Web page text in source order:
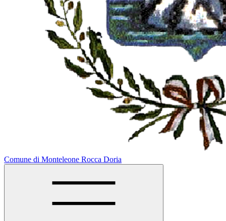
Comune di Monteleone Rocca Doria